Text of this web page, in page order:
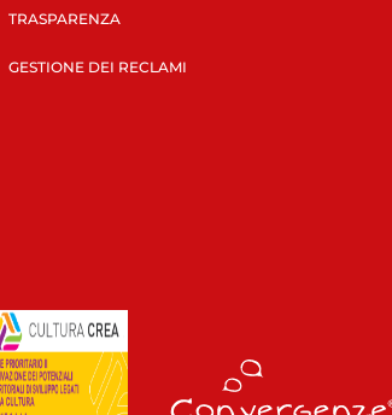
TRASPARENZA
GESTIONE DEI RECLAMI